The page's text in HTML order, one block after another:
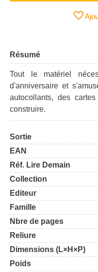
Résumé
Tout le matériel
d'anniversaire et
autocollants, des
construire.
Sortie
EAN
Réf. Lire Demain
Collection
Editeur
Famille
Nbre de pages
Reliure
Dimensions (L×H×P)
Poids